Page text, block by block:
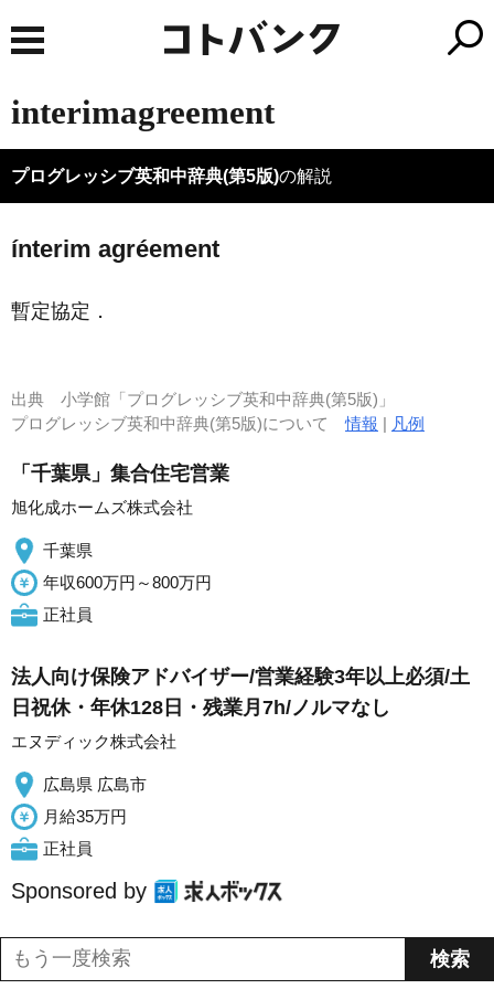
interimagreement
プログレッシブ英和中辞典(第5版)の解説
ínterim agréement
暫定協定 ．
出典 小学館「プログレッシブ英和中辞典(第5版)」
プログレッシブ英和中辞典(第5版)について情報 | 凡例
「千葉県」集合住宅営業
旭化成ホームズ株式会社
千葉県
年収600万円～800万円
正社員
法人向け保険アドバイザー/営業経験3年以上必須/土
日祝休・年休128日・残業月7h/ノルマなし
エヌディック株式会社
広島県 広島市
月給35万円
正社員
Sponsored by